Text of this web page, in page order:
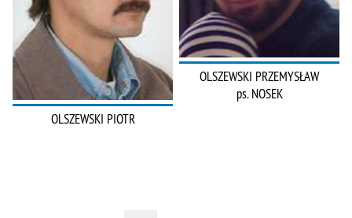
OLSZEWSKI PIOTR
OLSZEWSKI PRZEMYSŁAW
ps. NOSEK